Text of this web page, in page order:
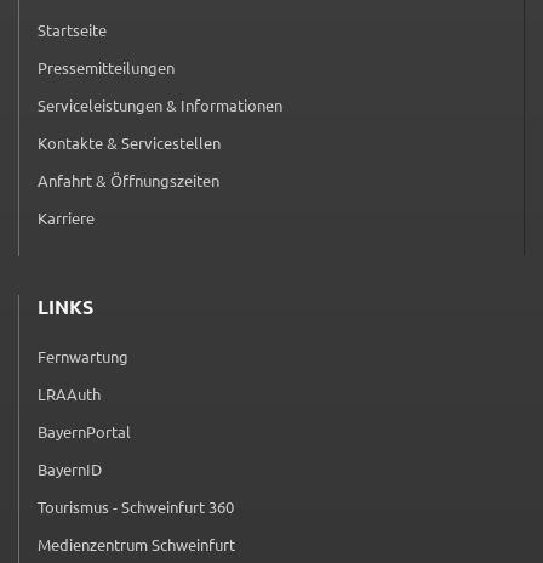
Startseite
Pressemitteilungen
Serviceleistungen & Informationen
Kontakte & Servicestellen
Anfahrt & Öffnungszeiten
Karriere
LINKS
Fernwartung
(externer Link, öffnet in neuem Tab)
LRAAuth
(externer Link, öffnet in neuem Tab)
BayernPortal
(externer Link, öffnet in neuem Tab)
BayernID
(externer Link, öffnet in neuem Tab)
Tourismus - Schweinfurt 360
(externer Link, öffnet in neuem Tab)
Medienzentrum Schweinfurt
(externer Link, öffnet in neuem Tab)